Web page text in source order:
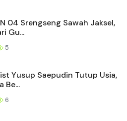
04 Srengseng Sawah Jaksel,
Gu...
5
Yusup Saepudin Tutup Usia,
Be...
6